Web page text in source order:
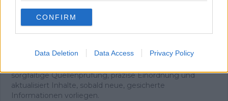
CONFIRM
Data Deletion Data Access Privacy Policy
Kollegen der Schwesterplattform CyclingUpToDate
unterstützt, wodurch er regelmäßig direkten Zugang zu
Teams, Fahrern und offiziellen Terminen erhält. Er arbeitet
Abschluss als Bachelor of Arts in Sportjournalismus. In
sorgfältige Quellenprüfung, präzise Einordnung und
aktualisiert Inhalte, sobald neue, gesicherte
Informationen vorliegen.